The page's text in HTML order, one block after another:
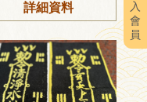
入
會
員
詳細資料